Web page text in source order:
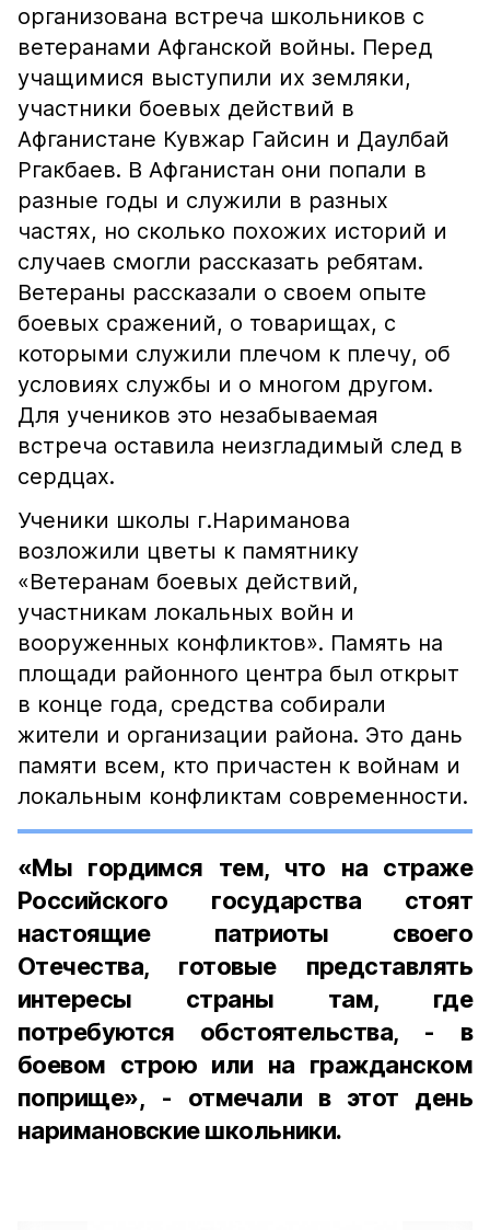
организована встреча школьников с
ветеранами Афганской войны. Перед
учащимися выступили их земляки,
участники боевых действий в
Афганистане Кувжар Гайсин и Даулбай
Ргакбаев. В Афганистан они попали в
разные годы и служили в разных
частях, но сколько похожих историй и
случаев смогли рассказать ребятам.
Ветераны рассказали о своем опыте
боевых сражений, о товарищах, с
которыми служили плечом к плечу, об
условиях службы и о многом другом.
Для учеников это незабываемая
встреча оставила неизгладимый след в
сердцах.
Ученики школы г.Нариманова
возложили цветы к памятнику
«Ветеранам боевых действий,
участникам локальных войн и
вооруженных конфликтов». Память на
площади районного центра был открыт
в конце года, средства собирали
жители и организации района. Это дань
памяти всем, кто причастен к войнам и
локальным конфликтам современности.
«Мы гордимся тем, что на страже
Российского государства стоят
настоящие патриоты своего
Отечества, готовые представлять
интересы страны там, где
потребуются обстоятельства, - в
боевом строю или на гражданском
поприще», - отмечали в этот день
наримановские школьники.